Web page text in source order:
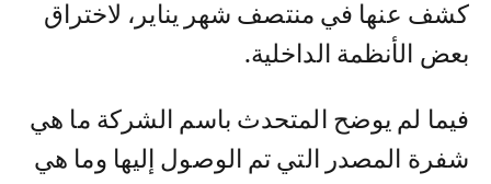
كشف عنها في منتصف شهر يناير، لاختراق
بعض الأنظمة الداخلية.
فيما لم يوضح المتحدث باسم الشركة ما هي
شفرة المصدر التي تم الوصول إليها وما هي